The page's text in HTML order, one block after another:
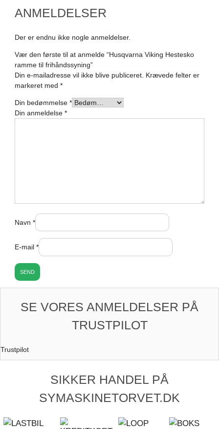
ANMELDELSER
Der er endnu ikke nogle anmeldelser.
Vær den første til at anmelde “Husqvarna Viking Hestesko
ramme til frihåndssyning”
Din e-mailadresse vil ikke blive publiceret. Krævede felter er
markeret med *
Din bedømmelse *
Din anmeldelse *
Navn *
E-mail *
SE VORES ANMELDELSER PÅ
TRUSTPILOT
Trustpilot
SIKKER HANDEL PÅ
SYMASKINETORVET.DK